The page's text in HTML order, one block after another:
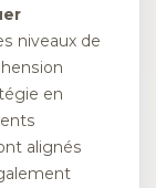
niveaux de
en
alignés